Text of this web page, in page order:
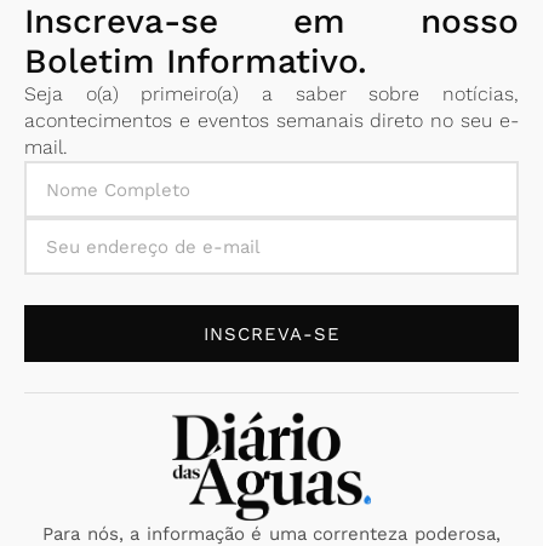
Inscreva-se em nosso
Boletim Informativo.
Seja o(a) primeiro(a) a saber sobre notícias,
acontecimentos e eventos semanais direto no seu e-
mail.
INSCREVA-SE
Para nós, a informação é uma correnteza poderosa,